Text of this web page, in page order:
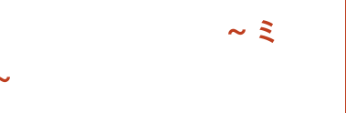
を行く ～ミ